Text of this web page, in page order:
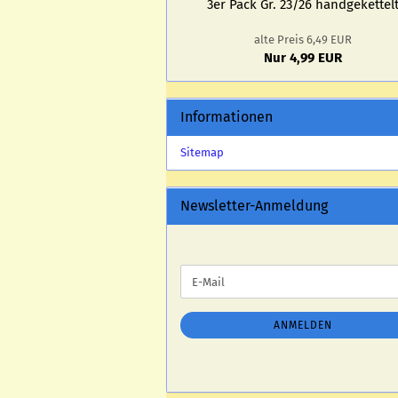
3er Pack Gr. 23/26
alte Preis 6,49 EUR
Nur 4,99 EUR
Informationen
Sitemap
Newsletter-Anmeldung
ZUR
ANMELDUNG
E-
Mail
ANMELDEN